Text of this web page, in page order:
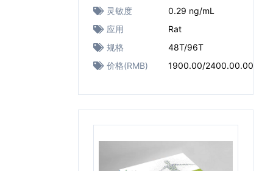
灵敏度
0.29 ng/mL
应用
Rat
规格
48T/96T
价格(RMB)
1900.00/2400.00.00